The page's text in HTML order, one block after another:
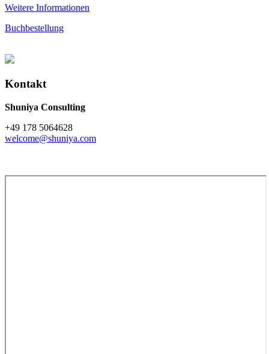
Weitere Informationen
Buchbestellung
Kontakt
Shuniya Consulting
+49 178 5064628
welcome@shuniya.com